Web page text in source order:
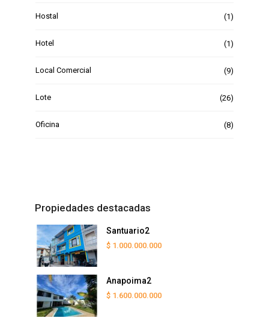
Hostal (1)
Hotel (1)
Local Comercial (9)
Lote (26)
Oficina (8)
Propiedades destacadas
Santuario2
$ 1.000.000.000
Anapoima2
$ 1.600.000.000